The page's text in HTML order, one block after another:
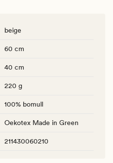
beige
60 cm
40 cm
220 g
100% bomull
Oekotex Made in Green
211430060210